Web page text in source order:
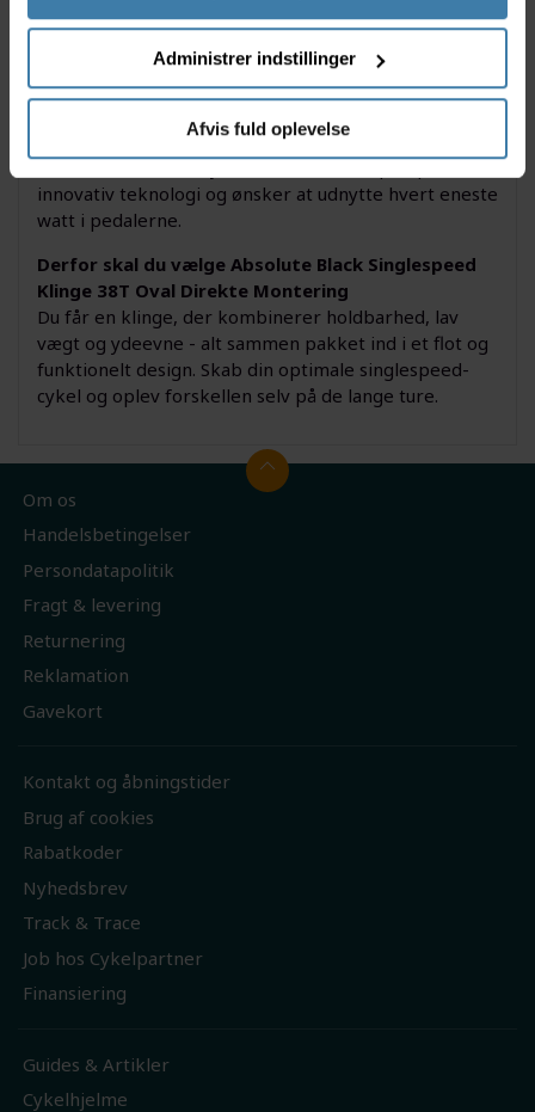
Administrer indstillinger
Afvis fuld oplevelse
singlespeed og ønsker maksimal ydeevne - uanset
om du pendler, kører urban, gravel eller
mountainbike. Klingens ovale profil bidrager til at
stræk, hvilket gør oplevelsen mere komfortabel og
effektiv. Perfekt til cyklister, der sætter pris på
innovativ teknologi og ønsker at udnytte hvert eneste
watt i pedalerne.
Derfor skal du vælge Absolute Black Singlespeed
Klinge 38T Oval Direkte Montering
Du får en klinge, der kombinerer holdbarhed, lav
vægt og ydeevne - alt sammen pakket ind i et flot og
funktionelt design. Skab din optimale singlespeed-
cykel og oplev forskellen selv på de lange ture.
Om os
Handelsbetingelser
Persondatapolitik
Fragt & levering
Returnering
Reklamation
Gavekort
Kontakt og åbningstider
Brug af cookies
Rabatkoder
Nyhedsbrev
Track & Trace
Job hos Cykelpartner
Finansiering
Guides & Artikler
Cykelhjelme